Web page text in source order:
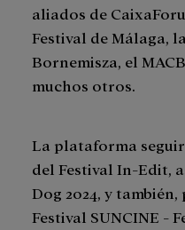
aliados de
Festival de Málaga,
Bornemisza, el
muchos otros.
La plataforma
del Festival In-Edit,
Dog 2024, y
Festival SUNCINE -